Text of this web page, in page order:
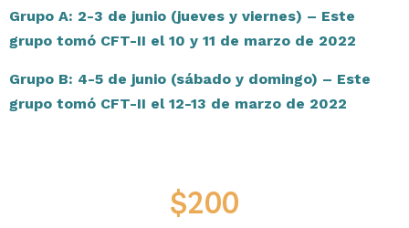
Grupo A: 2-3 de junio (jueves y viernes) – Este
grupo tomó CFT-II el 10 y 11 de marzo de 2022
Grupo B: 4-5 de junio (sábado y domingo) – Este
grupo tomó CFT-II el 12-13 de marzo de 2022
$200